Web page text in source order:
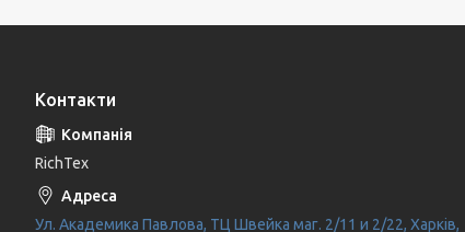
Контакти
RichTex
Ул. Академика Павлова, ТЦ Швейка маг. 2/11 и 2/22, Харків,